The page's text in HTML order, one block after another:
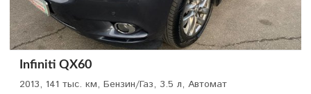
Infiniti QX60
2013, 141 тыс. км, Бензин/Газ, 3.5 л, Автомат